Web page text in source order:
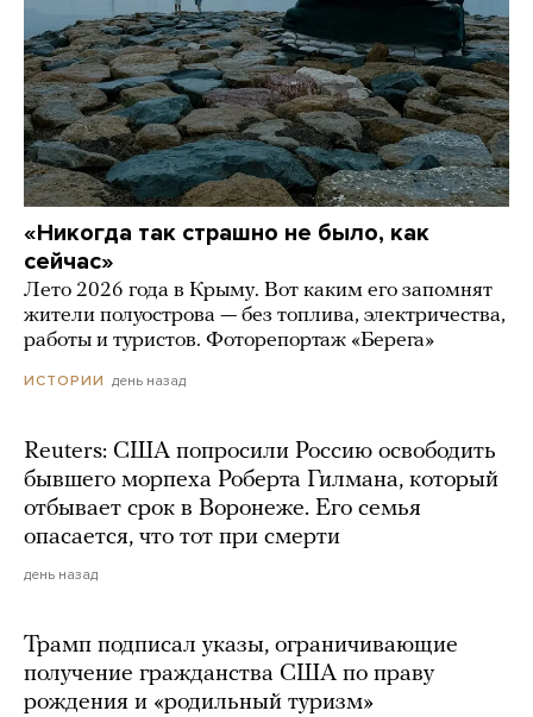
«Никогда так страшно не было, как
сейчас»
Лето 2026 года в Крыму. Вот каким его запомнят
жители полуострова — без топлива, электричества,
работы и туристов. Фоторепортаж «Берега»
ИСТОРИИ день назад
Reuters: США попросили Россию освободить
бывшего морпеха Роберта Гилмана, который
отбывает срок в Воронеже. Его семья
опасается, что тот при смерти
день назад
Трамп подписал указы, ограничивающие
получение гражданства США по праву
рождения и «родильный туризм»